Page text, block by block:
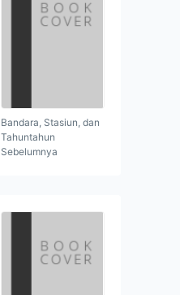
Bandara, Stasiun, dan
Tahuntahun
Sebelumnya